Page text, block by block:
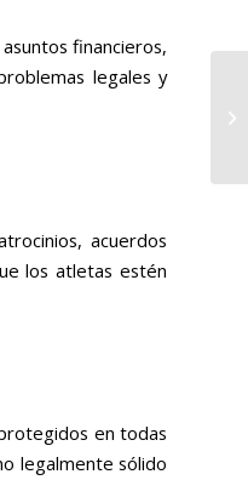
financieros,
legales y
acuerdos
los atletas estén
en todas
legalmente sólido